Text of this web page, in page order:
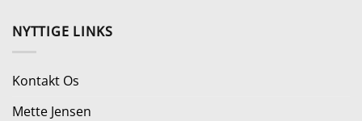
NYTTIGE LINKS
Kontakt Os
Mette Jensen